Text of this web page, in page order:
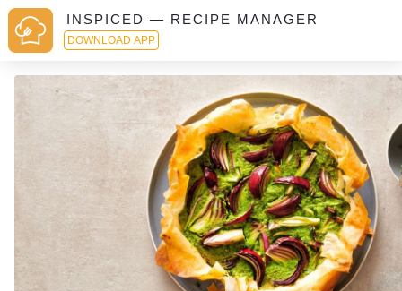
INSPICED — RECIPE MANAGER
DOWNLOAD APP